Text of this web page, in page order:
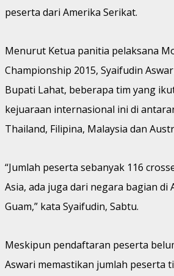
peserta dari Amerika Serikat.
Menurut Ketua panitia pelaksana
Championship 2015, Syaifudin
Bupati Lahat, beberapa tim yang
kejuaraan internasional ini di
Thailand, Filipina, Malaysia dan
“Jumlah peserta sebanyak 116
Asia, ada juga dari negara bagian di
Guam,” kata Syaifudin, Sabtu.
Meskipun pendaftaran peserta
Aswari memastikan jumlah peserta